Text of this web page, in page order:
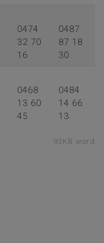
0474
32 70
16
0487
87 18
30
0468
13 60
45
0484
14 66
13
93KB word